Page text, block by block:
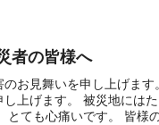
者の皆様へ
お見舞いを申し上げま
上げます。 被災地には
とても心痛いです。 皆様